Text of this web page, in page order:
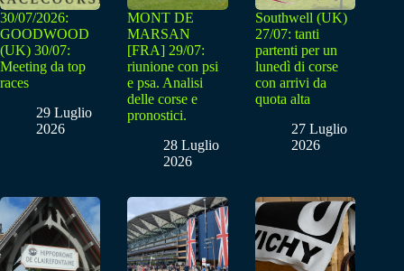
30/07/2026:
GOODWOOD
(UK) 30/07:
Meeting da top
races
29 Luglio
2026
MONT DE
MARSAN
[FRA] 29/07:
riunione con psi
e psa. Analisi
delle corse e
pronostici.
28 Luglio
2026
Southwell (UK)
27/07: tanti
partenti per un
lunedì di corse
con arrivi da
quota alta
27 Luglio
2026